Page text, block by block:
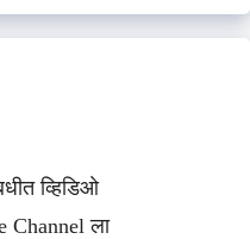
व्हिडिओ
Channel ला